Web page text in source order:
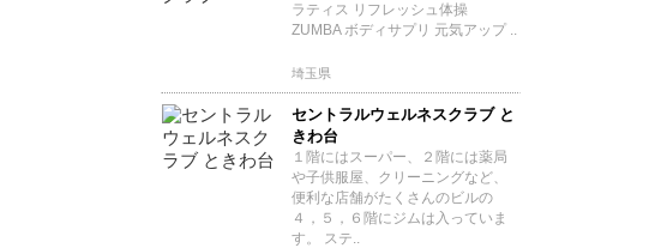
ラティス リフレッシュ体操
ZUMBA ボディサプリ 元気アップ ..
埼玉県
セントラルウェルネスクラブ と
きわ台
１階にはスーパー、２階には薬局
や子供服屋、クリーニングなど、
便利な店舗がたくさんのビルの
４，５，６階にジムは入っていま
す。 ステ..